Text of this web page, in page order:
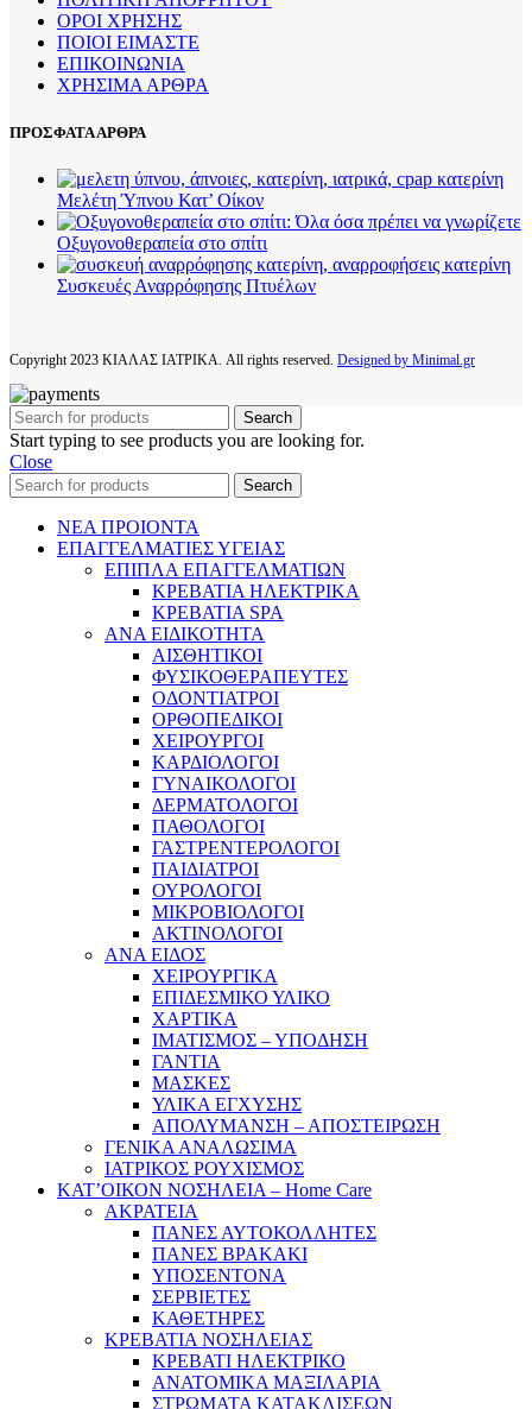
ΟΡΟΙ ΧΡΗΣΗΣ
ΠΟΙΟΙ ΕΙΜΑΣΤΕ
ΕΠΙΚΟΙΝΩΝΙΑ
ΧΡΗΣΙΜΑ ΑΡΘΡΑ
ΠΡΟΣΦΑΤΑ ΑΡΘΡΑ
Μελέτη Ύπνου Κατ’ Οίκον
Οξυγονοθεραπεία στο σπίτι
Συσκευές Αναρρόφησης Πτυέλων
Copyright 2023 ΚΙΑΛΑΣ ΙΑΤΡΙΚΑ. All rights reserved. Designed by Minimal.gr
Search
Start typing to see products you are looking for.
Close
Search
ΝΕΑ ΠΡΟΙΟΝΤΑ
ΕΠΑΓΓΕΛΜΑΤΙΕΣ ΥΓΕΙΑΣ
ΕΠΙΠΛΑ ΕΠΑΓΓΕΛΜΑΤΙΩΝ
ΚΡΕΒΑΤΙΑ ΗΛΕΚΤΡΙΚΑ
ΚΡΕΒΑΤΙΑ SPA
ΑΝΑ ΕΙΔΙΚΟΤΗΤΑ
ΑΙΣΘΗΤΙΚΟΙ
ΦΥΣΙΚΟΘΕΡΑΠΕΥΤΕΣ
ΟΔΟΝΤΙΑΤΡΟΙ
ΟΡΘΟΠΕΔΙΚΟΙ
ΧΕΙΡΟΥΡΓΟΙ
ΚΑΡΔΙΟΛΟΓΟΙ
ΓΥΝΑΙΚΟΛΟΓΟΙ
ΔΕΡΜΑΤΟΛΟΓΟΙ
ΠΑΘΟΛΟΓΟΙ
ΓΑΣΤΡΕΝΤΕΡΟΛΟΓΟΙ
ΠΑΙΔΙΑΤΡΟΙ
ΟΥΡΟΛΟΓΟΙ
ΜΙΚΡΟΒΙΟΛΟΓΟΙ
ΑΚΤΙΝΟΛΟΓΟΙ
ΑΝΑ ΕΙΔΟΣ
ΧΕΙΡΟΥΡΓΙΚΑ
ΕΠΙΔΕΣΜΙΚΟ ΥΛΙΚΟ
ΧΑΡΤΙΚΑ
ΙΜΑΤΙΣΜΟΣ – ΥΠΟΔΗΣΗ
ΓΑΝΤΙΑ
ΜΑΣΚΕΣ
ΥΛΙΚΑ ΕΓΧΥΣΗΣ
ΑΠΟΛΥΜΑΝΣΗ – ΑΠΟΣΤΕΙΡΩΣΗ
ΓΕΝΙΚΑ ΑΝΑΛΩΣΙΜΑ
ΙΑΤΡΙΚΟΣ ΡΟΥΧΙΣΜΟΣ
ΚΑΤ’ΟΙΚΟΝ ΝΟΣΗΛΕΙΑ – Home Care
ΑΚΡΑΤΕΙΑ
ΠΑΝΕΣ ΑΥΤΟΚΟΛΛΗΤΕΣ
ΠΑΝΕΣ ΒΡΑΚΑΚΙ
ΥΠΟΣΕΝΤΟΝΑ
ΣΕΡΒΙΕΤΕΣ
ΚΑΘΕΤΗΡΕΣ
ΚΡΕΒΑΤΙΑ ΝΟΣΗΛΕΙΑΣ
ΚΡΕΒΑΤΙ ΗΛΕΚΤΡΙΚΟ
ΑΝΑΤΟΜΙΚΑ ΜΑΞΙΛΑΡΙΑ
ΣΤΡΩΜΑΤΑ ΚΑΤΑΚΛΙΣΕΩΝ